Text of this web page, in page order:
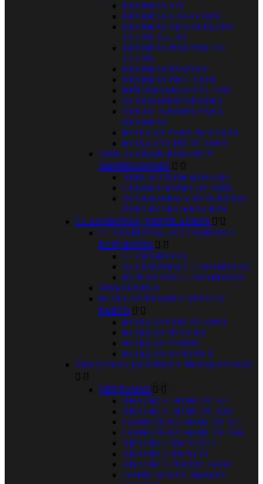
NEVERAS 12V
NEVERAS GAS O 220V
NEVERAS TRIVALENTES
12/220V O GAS
NEVERAS PORTATILES
12/220V
NEVERAS PASIVAS
NEVERAS DE CAJON
MINI NEVERAS 12V 220V
ACCESORIOS NEVERA
VENTILADORES PARA
NEVERAS
REJILLAS PARA NEVERAS
REJILLAS CIRCULARES
AIRE ACONDICIONADO Y
GENERADORES  
AIRE ACONDICIONADO
GENERADORES DE AIRE
ACCESORIOS Y REPUESTOS
PARA REFRIGERACION
CLARABOYAS, VENTILACION  
CLARABOYAS, ACCESORIOS Y
REPUESTOS  
CLARABOYAS
ACCESORIOS CLARABOYAS
REPUESTOS CLARABORAS
AIREADORES
REJILLAS´NEVERA VENTA Y
PARED  
REJILLAS CIRCULARES
REJILLAS NEVERA
REJILLAS PARED
REJILLAS VENTANA
VENTANAS, ESTORES Y MOSQUITEROS
 
VENTANAS  
ABATIBLE DOMETIC S4
ABATIBLE DOMETIC S10
CORREDERA DOMETIC S4
CORREDERA DOMETIC S10
ABATIBLE RW STYLE
ABATIBLE RW ECO
ABATIBLE POLYPLASTIC
CORREDERA CARBEST